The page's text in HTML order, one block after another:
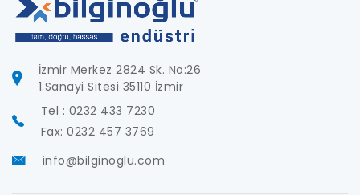
İzmir Merkez 2824 Sk. No:26
1.Sanayi Sitesi 35110 İzmir
Tel : 0232 433 7230
Fax: 0232 457 3769
info@bilginoglu.com